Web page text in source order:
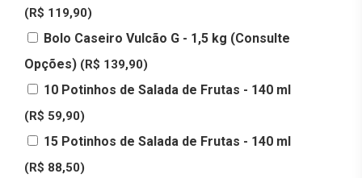
(R$ 119,90)
Opções) (R$ 139,90)
10 Potinhos de Salada de Frutas - 140 ml
(R$ 59,90)
15 Potinhos de Salada de Frutas - 140 ml
(R$ 88,50)